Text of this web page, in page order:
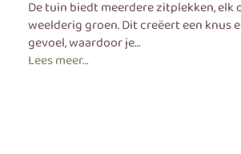
De tuin biedt meerdere zitplekken, elk
weelderig groen. Dit creëert een knus
gevoel, waardoor je…
Lees meer…